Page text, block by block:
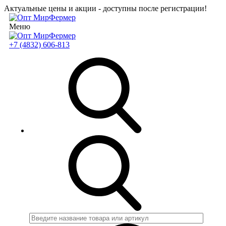
Актуальные цены и акции - доступны после регистрации!
Меню
+7 (4832) 606-813